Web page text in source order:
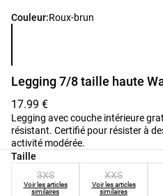
Couleur:Roux‑brun
Liste des couleurs du produit
Legging 7/8 taille haute
17.99 €
Legging avec couche intérieure
résistant. Certifié pour résister à
activité modérée.
Taille
Liste des tailles du produit
3XS
Voir les articles
similaires
XXS
Voir les articles
similaires